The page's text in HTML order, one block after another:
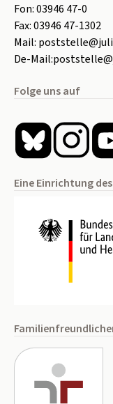
Fon:03946 47-0
Fax:03946 47-1302
Mail:
De-Mail:
Folge uns auf
Eine Einrichtung des